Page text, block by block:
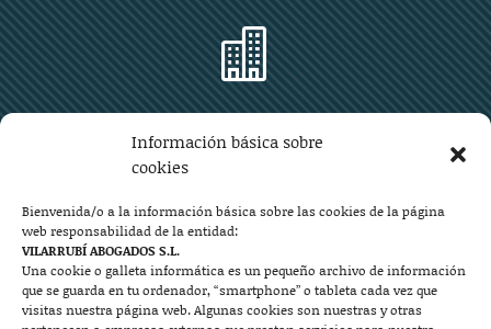
Información básica sobre
cookies
Bienvenida/o a la información básica sobre las cookies de la página
web responsabilidad de la entidad:
VILARRUBÍ ABOGADOS S.L.
Una cookie o galleta informática es un pequeño archivo de información
que se guarda en tu ordenador, “smartphone” o tableta cada vez que
visitas nuestra página web. Algunas cookies son nuestras y otras

Plaza Aragón 10, planta 11ª, 50004 Zaragoza
976 219 571
976 225 209
Contacto
